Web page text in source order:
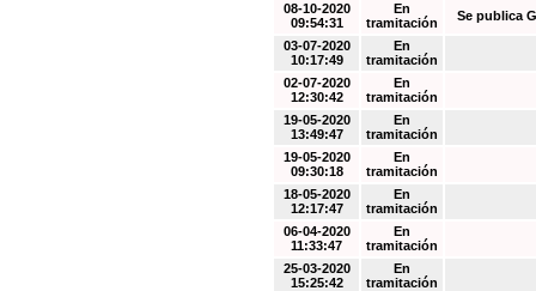
08-10-2020
09:54:31
En
tramitación
Se publica
03-07-2020
10:17:49
En
tramitación
02-07-2020
12:30:42
En
tramitación
19-05-2020
13:49:47
En
tramitación
19-05-2020
09:30:18
En
tramitación
18-05-2020
12:17:47
En
tramitación
06-04-2020
11:33:47
En
tramitación
25-03-2020
15:25:42
En
tramitación